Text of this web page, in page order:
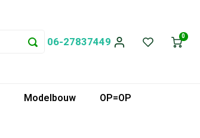
06-27837449 0
Modelbouw
OP=OP